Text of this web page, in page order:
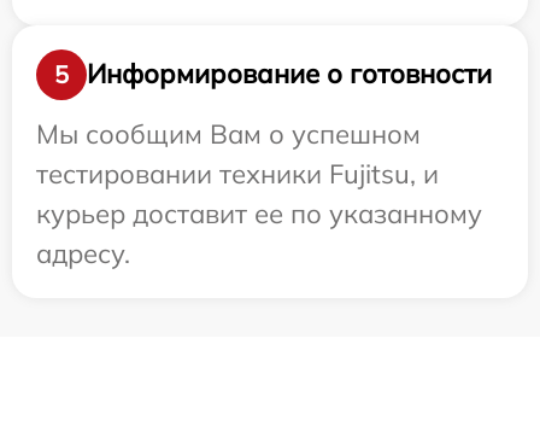
5
Информирование о готовности
Мы сообщим Вам о успешном
тестировании техники Fujitsu, и
курьер доставит ее по указанному
адресу.